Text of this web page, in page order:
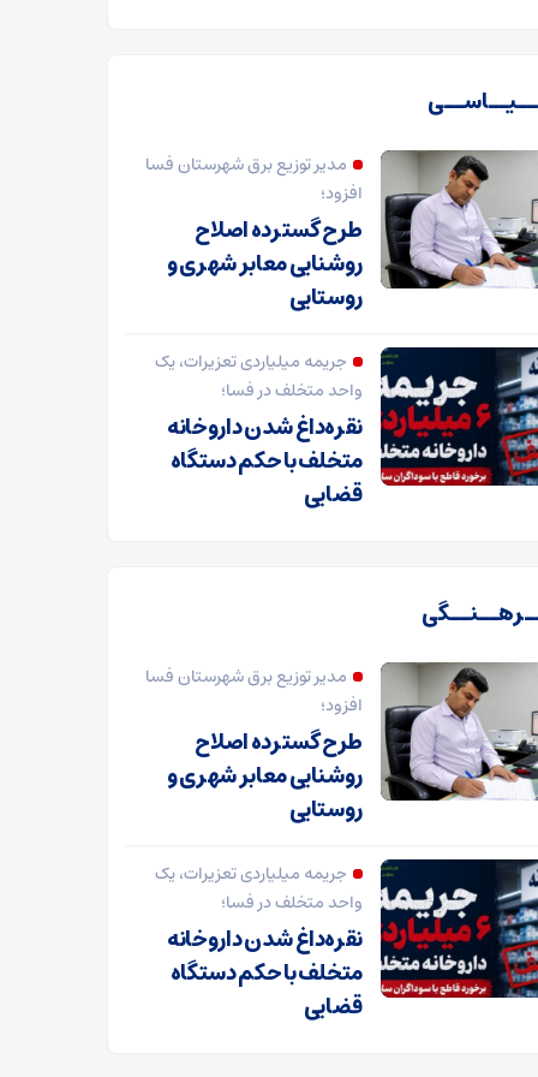
مدیر توزیع برق شهرستان فسا
افزود؛
طرح گسترده اصلاح
روشنایی معابر شهری و
روستایی
جریمه میلیاردی تعزیرات، یک
واحد متخلف در فسا؛
نقره‌داغ شدن داروخانه
متخلف با حکم دستگاه
قضایی
مدیر توزیع برق شهرستان فسا
افزود؛
طرح گسترده اصلاح
روشنایی معابر شهری و
روستایی
جریمه میلیاردی تعزیرات، یک
واحد متخلف در فسا؛
نقره‌داغ شدن داروخانه
متخلف با حکم دستگاه
قضایی